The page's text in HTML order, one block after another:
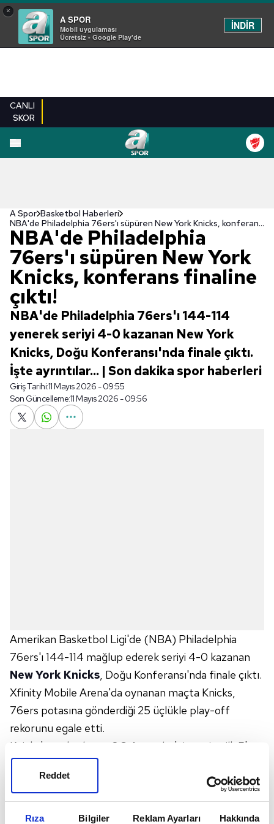
Rıza Bilgiler Reklam Ayarları Hakkında
Reddet
×
A SPOR
Mobil uygulaması
Ücretsiz - Google Play'de
İNDİR
CANLI
SKOR
A Spor Basketbol Haberleri
NBA'de Philadelphia 76ers'ı süpüren New York Knicks, konferans finaline çıktı!
NBA'de Philadelphia
76ers'ı süpüren New York
Knicks, konferans finaline
çıktı!
NBA'de Philadelphia 76ers'ı 144-114
yenerek seriyi 4-0 kazanan New York
Knicks, Doğu Konferansı'nda finale çıktı.
İşte ayrıntılar... | Son dakika spor haberleri
Giriş Tarihi:11 Mayıs 2026 - 09:55
Son Güncelleme:11 Mayıs 2026 - 09:56
Amerikan Basketbol Ligi'de (NBA) Philadelphia
76ers'ı 144-114 mağlup ederek seriyi 4-0 kazanan
New York Knicks, Doğu Konferansı'nda finale çıktı.
Xfinity Mobile Arena'da oynanan maçta Knicks,
76ers potasına gönderdiği 25 üçlükle play-off
rekorunu egale etti.
Knicks'te sakatlanan OG Anunoby'nin yerine ilk 5'te
başlayan Deuce McBride, 25 sayıyla en skorer isim
olurken, Jalen Brunson 22 sayı, Josh Hart ve Karl-
Anthony Towns ise 17'şer sayı üretti.
76ers'ta ise Joel Embiid 24, Tyrese Maxey 17 sayıyla